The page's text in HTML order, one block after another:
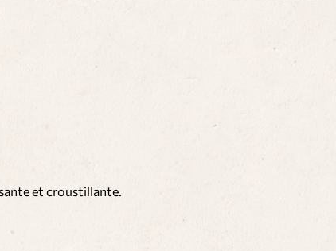
et croustillante.